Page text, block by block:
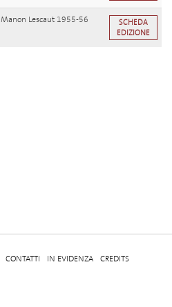
Manon Lescaut 1955-56
SCHEDA
EDIZIONE
CONTATTI IN EVIDENZA CREDITS